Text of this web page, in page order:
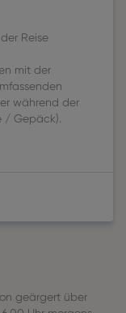
Reise
mit der
während der
/ Gepäck).
geärgert über